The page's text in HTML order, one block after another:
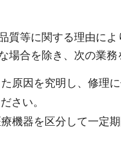
質等に関する理由に
場合を除き、次の業務
た原因を究明し、修理
さい。
療機器を区分して一定